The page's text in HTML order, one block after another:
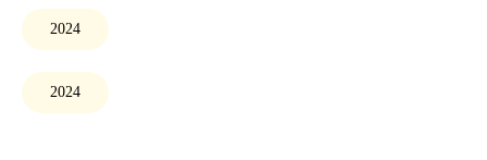
2024
2024